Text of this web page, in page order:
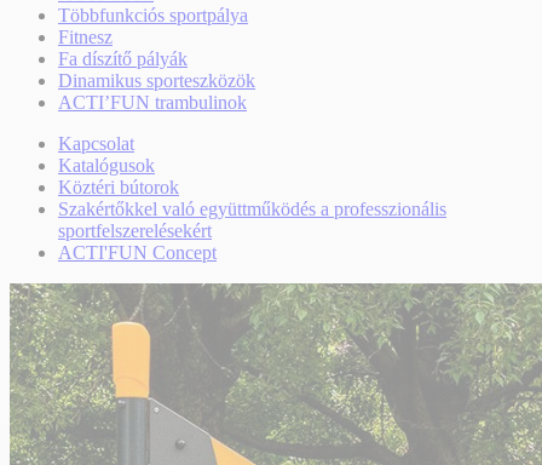
Többfunkciós sportpálya
Fitnesz
Fa díszítő pályák
Dinamikus sporteszközök
ACTI’FUN trambulinok
Kapcsolat
Katalógusok
Köztéri bútorok
Szakértőkkel való együttműködés a professzionális
sportfelszerelésekért
ACTI'FUN Concept